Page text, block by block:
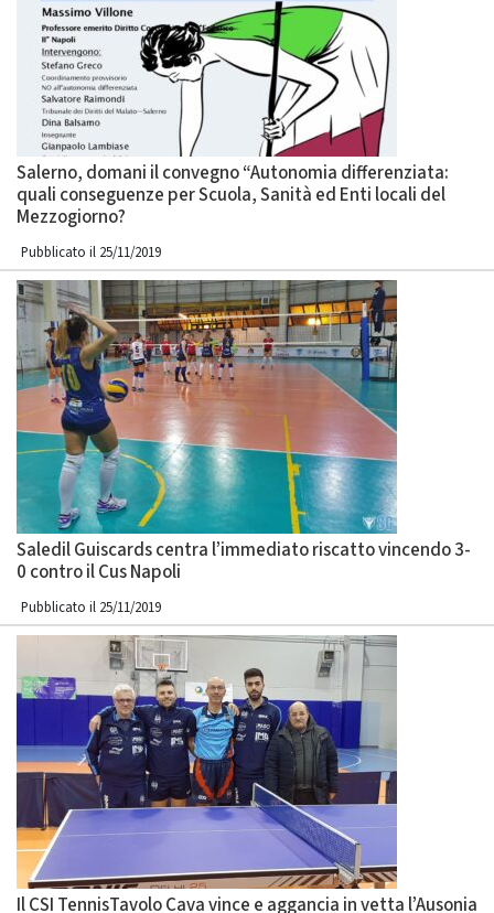
Salerno, domani il convegno “Autonomia differenziata:
quali conseguenze per Scuola, Sanità ed Enti locali del
Mezzogiorno?
Pubblicato il 25/11/2019
Saledil Guiscards centra l’immediato riscatto vincendo 3-
0 contro il Cus Napoli
Pubblicato il 25/11/2019
Il CSI TennisTavolo Cava vince e aggancia in vetta l’Ausonia